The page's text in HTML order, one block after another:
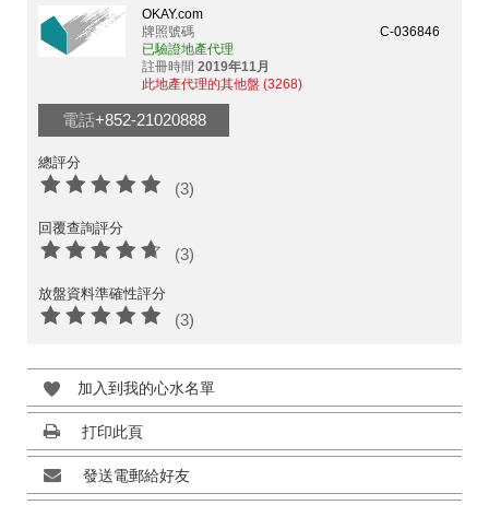
OKAY.com
牌照號碼
C-036846
已驗證地產代理
註冊時間 2019年11月
此地產代理的其他盤 (3268)
電話+852-21020888
總評分
(3)
回覆查詢評分
(3)
放盤資料準確性評分
(3)
加入到我的心水名單
打印此頁
發送電郵給好友